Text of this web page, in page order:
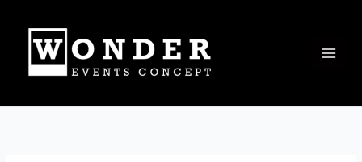
contenido